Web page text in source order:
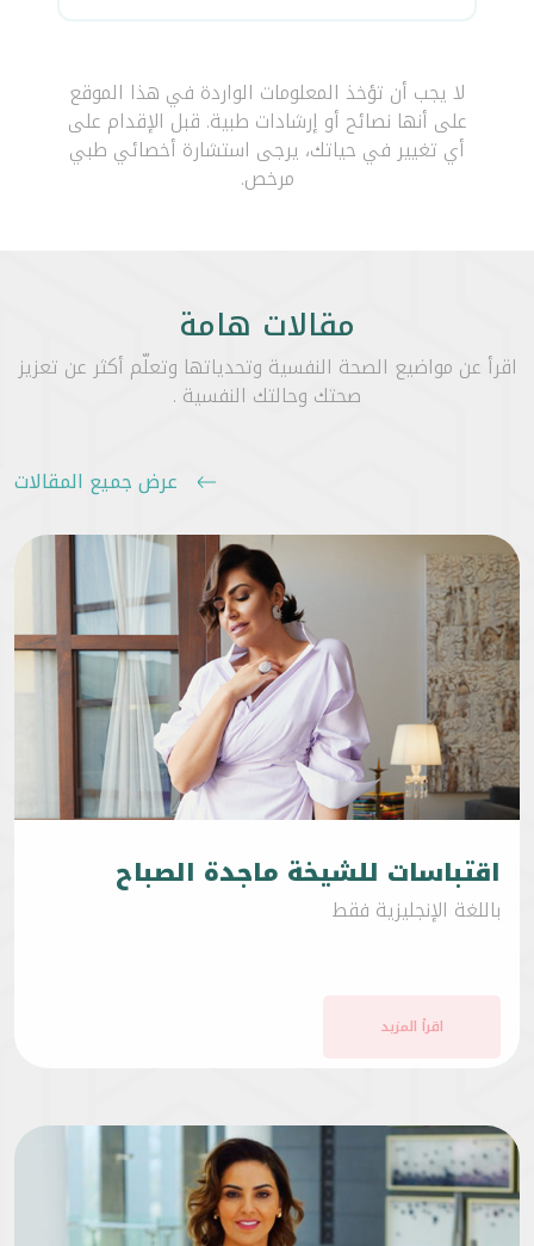
لا يجب أن تؤخذ المعلومات الواردة في هذا الموقع
على أنها نصائح أو إرشادات طبية. قبل الإقدام على
أي تغيير في حياتك، يرجى استشارة أخصائي طبي
مرخص.
مقالات هامة
اقرأ عن مواضيع الصحة النفسية وتحدياتها وتعلّم أكثر عن تعزيز
صحتك وحالتك النفسية .
عرض جميع المقالات
اقتباسات للشيخة ماجدة الصباح
باللغة الإنجليزية فقط
اقرأ المزيد